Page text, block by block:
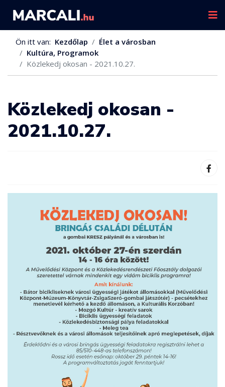
Ön itt van: Kezdőlap
Élet a városban
Kultúra, Programok
Közlekedj okosan - 2021.10.27.
Közlekedj okosan -
2021.10.27.